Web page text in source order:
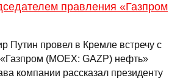
правления «Газпром
Путин провел в Кремле встречу с
(MOEX: GAZP) нефть»
компании рассказал президенту